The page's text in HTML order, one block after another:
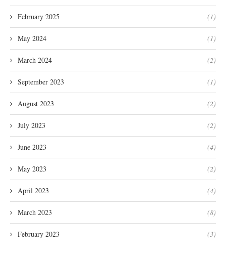
February 2025 (1)
May 2024 (1)
March 2024 (2)
September 2023 (1)
August 2023 (2)
July 2023 (2)
June 2023 (4)
May 2023 (2)
April 2023 (4)
March 2023 (8)
February 2023 (3)